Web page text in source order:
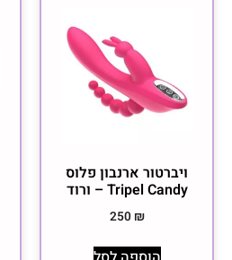
ויברטור ארנבון פלוס
Tripel Candy – ורוד
250 ₪